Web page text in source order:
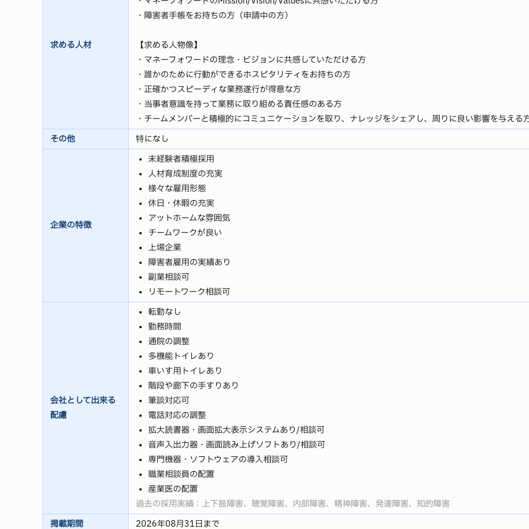
求める人材
・障害者手帳をお持ちの方（申請中の方）
【求める人物像】
・マネーフォワードの理念・ビジョンに共感していただける方
・誰かのために行動ができるホスピタリティをお持ちの方
・正確かつスピーディな業務遂行が得意な方
・当事者意識を持って業務に取り組める責任感のある方
・チームメンバーと積極的にコミュニケーションを取り、ナレッジをシェアし、周りに良い影響を与える
その他 特になし
企業の特徴
未経験者積極採用
人材育成制度の充実
様々な雇用形態
休日・休暇の充実
アットホームな雰囲気
チームワークが良い
上場企業
障害者雇用の実績あり
副業相談可
リモートワーク相談可
会社として出来る
配慮
転勤なし
勤務時間
通院の調整
多機能トイレあり
車いす用トイレあり
階段や廊下の手すりあり
筆談対応可
電話対応の調整
拡大読書器・画面拡大表示システムあり/相談可
音声入出力器・画面読み上げソフトあり/相談可
専門機器・ソフトウェアの導入相談可
職業相談員の配置
産業医の配置
過去の採用実績：上下肢障害、聴覚障害、内部障害、精神障害、発達障害、知的障害
掲載期間 2026年08月31日まで